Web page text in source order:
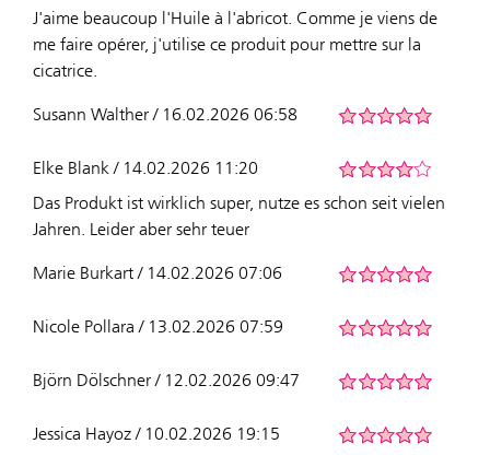
J'aime beaucoup l'Huile à l'abricot. Comme je viens de
me faire opérer, j'utilise ce produit pour mettre sur la
cicatrice.
Susann Walther / 16.02.2026 06:58
Elke Blank / 14.02.2026 11:20
Das Produkt ist wirklich super, nutze es schon seit vielen
Jahren. Leider aber sehr teuer
Marie Burkart / 14.02.2026 07:06
Nicole Pollara / 13.02.2026 07:59
Björn Dölschner / 12.02.2026 09:47
Jessica Hayoz / 10.02.2026 19:15